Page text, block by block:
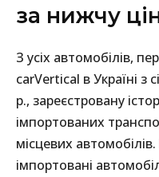
за нижчу
З усіх автомобілів,
carVertical в Україні з
р., зареєстровану
імпортованих
місцевих
імпортовані